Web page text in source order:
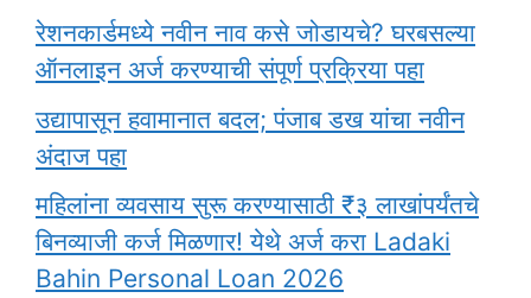
रेशनकार्डमध्ये नवीन नाव कसे जोडायचे? घरबसल्या
ऑनलाइन अर्ज करण्याची संपूर्ण प्रक्रिया पहा
उद्यापासून हवामानात बदल; पंजाब डख यांचा नवीन
अंदाज पहा
महिलांना व्यवसाय सुरू करण्यासाठी ₹३ लाखांपर्यंतचे
बिनव्याजी कर्ज मिळणार! येथे अर्ज करा Ladaki
Bahin Personal Loan 2026